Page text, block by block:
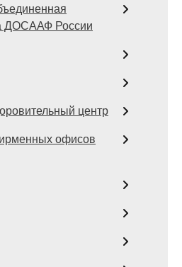
ДОСААФ России
центр
офисов